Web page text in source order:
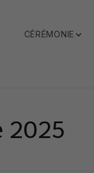
CÉRÉMONIE
2025